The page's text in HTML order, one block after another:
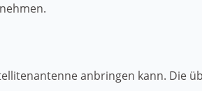
anbringen kann. Die